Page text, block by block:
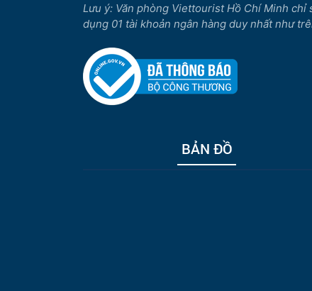
Lưu ý: Văn phòng Viettourist Hồ Chí Minh chỉ
dụng 01 tài khoản ngân hàng duy nhất như
BẢN ĐỒ